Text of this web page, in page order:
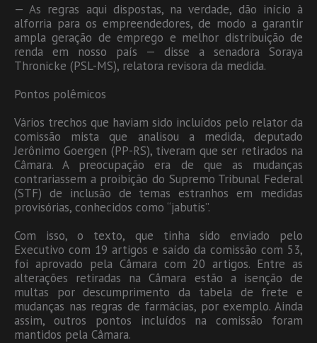
— As regras aqui dispostas, na verdade, dão início à
alforria para os empreendedores, de modo a garantir
ampla geração de emprego e melhor distribuição de
renda em nosso país — disse a senadora Soraya
Thronicke (PSL-MS), relatora revisora da medida.
Pontos polêmicos
Vários trechos que haviam sido incluídos pelo relator da
comissão mista que analisou a medida, deputado
Jerônimo Goergen (PP-RS), tiveram que ser retirados na
Câmara. A preocupação era de que as mudanças
contrariassem a proibição do Supremo Tribunal Federal
(STF) de inclusão de temas estranhos em medidas
provisórias, conhecidos como “jabutis”.
Com isso, o texto, que tinha sido enviado pelo
Executivo com 19 artigos e saído da comissão com 53,
foi aprovado pela Câmara com 20 artigos. Entre as
alterações retiradas na Câmara estão a isenção de
multas por descumprimento da tabela de frete e
mudanças nas regras de farmácias, por exemplo. Ainda
assim, outros pontos incluídos na comissão foram
mantidos pela Câmara.